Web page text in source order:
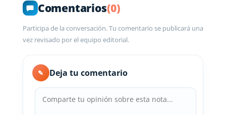
Comentarios(0)
Participa de la conversación. Tu comentario se publicará una
vez revisado por el equipo editorial.
✎ Deja tu comentario